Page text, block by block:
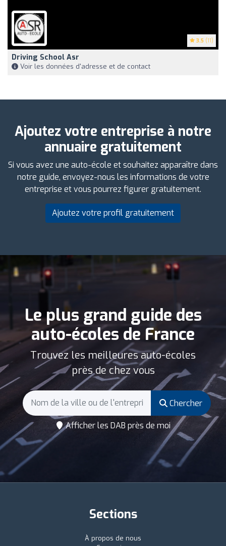
3.5 (11)
Driving School Asr
Voir les données d'adresse et de contact
Ajoutez votre entreprise à notre
annuaire gratuitement
Si vous avez une auto-école et souhaitez apparaître dans
notre guide, envoyez-nous les informations de votre
entreprise et vous pourrez figurer gratuitement.
Ajoutez votre profil gratuitement
Le plus grand guide des
auto-écoles de France
Trouvez les meilleures auto-écoles
près de chez vous
Chercher
Afficher les DAB près de moi
Sections
À propos de nous